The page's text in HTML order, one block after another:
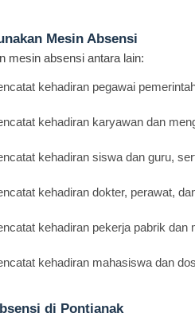
Mesin Absensi
mesin absensi antara lain:
kehadiran pegawai
kehadiran karyawan dan
kehadiran siswa dan guru,
kehadiran dokter, perawat,
kehadiran pekerja pabrik dan
kehadiran mahasiswa dan
di Pontianak